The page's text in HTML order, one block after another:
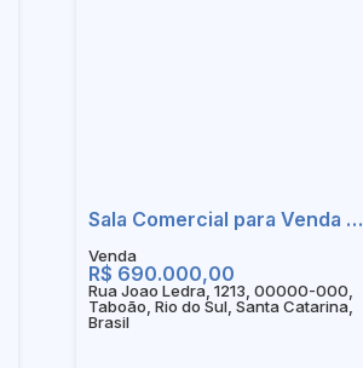
Sala Comercial para Venda em Rio do Sul - SC
R$ 690.000,00
Rua Joao Ledra, 1213, 00000-000,
Taboão, Rio do Sul, Santa Catarina,
Brasil